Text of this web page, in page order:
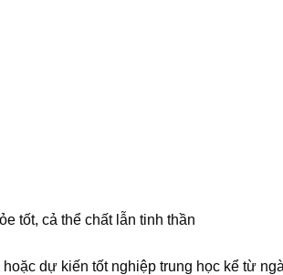
tốt, cả thể chất lẫn tinh thần
dự kiến tốt nghiệp trung học kể từ